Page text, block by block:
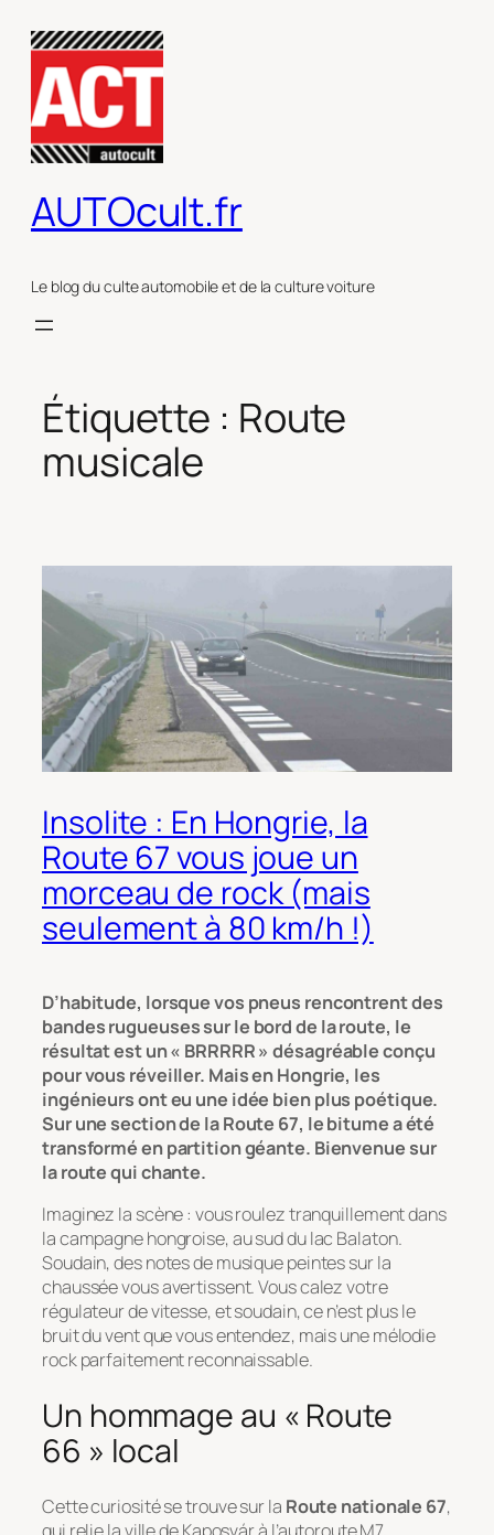
contenu
AUTOcult.fr
Le blog du culte automobile et de la culture voiture
Étiquette : Route
musicale
Insolite : En Hongrie, la
Route 67 vous joue un
morceau de rock (mais
seulement à 80 km/h !)
D’habitude, lorsque vos pneus rencontrent des
bandes rugueuses sur le bord de la route, le
résultat est un « BRRRRR » désagréable conçu
pour vous réveiller. Mais en Hongrie, les
ingénieurs ont eu une idée bien plus poétique.
Sur une section de la Route 67, le bitume a été
transformé en partition géante. Bienvenue sur
la route qui chante.
Imaginez la scène : vous roulez tranquillement dans
la campagne hongroise, au sud du lac Balaton.
Soudain, des notes de musique peintes sur la
chaussée vous avertissent. Vous calez votre
régulateur de vitesse, et soudain, ce n’est plus le
bruit du vent que vous entendez, mais une mélodie
rock parfaitement reconnaissable.
Un hommage au « Route
66 » local
Cette curiosité se trouve sur la Route nationale 67,